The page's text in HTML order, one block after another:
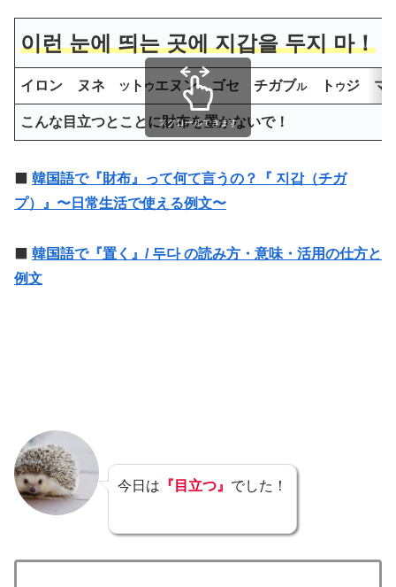
이런 눈에 띄는 곳에 지갑을 두지 마！
イロン ヌネツ ト ウエヌン ゴセ チガブルト ウジ マ
こんな目立つとことに財布を置かないで！
スクロールできます
韓国語で『財布』って何て言うの？『 지갑（チガ
プ）』〜日常生活で使える例文〜
韓国語で『置く』/ 두다 の読み方・意味・活用の仕方と
例文
今日は 『目立つ』 でした！